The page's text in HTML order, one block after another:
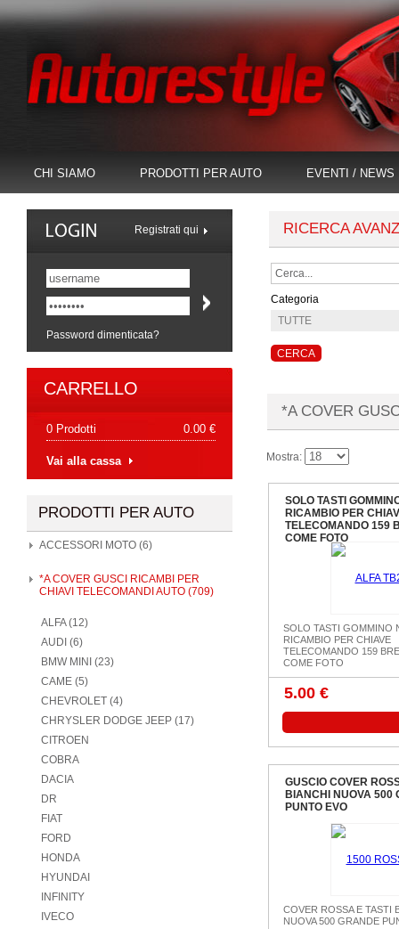
CHI SIAMO PRODOTTI PER AUTO EVENTI / NEWS
PRODOTTI PER AUTO
ACCESSORI MOTO (6)
*A COVER GUSCI RICAMBI PER
CHIAVI TELECOMANDI AUTO (709)
ALFA (12)
AUDI (6)
BMW MINI (23)
CAME (5)
CHEVROLET (4)
CHRYSLER DODGE JEEP (17)
CITROEN
COBRA
DACIA
DR
FIAT
FORD
HONDA
HYUNDAI
INFINITY
IVECO
Password dimenticata?
Registrati qui
CARRELLO
0 Prodotti 0.00 €
Vai alla cassa
*A COVER
RICERCA
Categoria
Mostra:
SOLO TASTI
RICAMBIO PER
TELECOMANDO 159
COME FOTO
SOLO TASTI GOMMINO
RICAMBIO PER CHIAVE
TELECOMANDO 159
COME FOTO
5.00 €
GUSCIO COVER
BIANCHI NUOVA 500
PUNTO EVO
COVER ROSSA E TASTI
NUOVA 500 GRANDE